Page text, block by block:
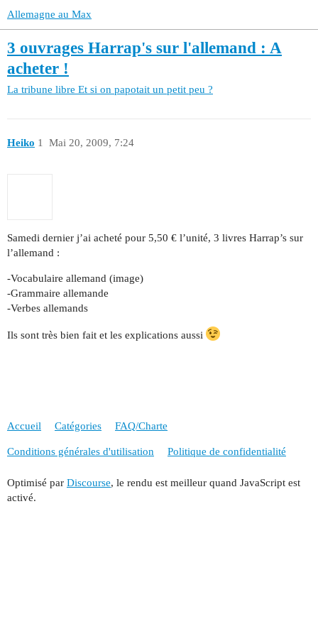
Allemagne au Max
3 ouvrages Harrap's sur l'allemand : A
acheter !
La tribune libre Et si on papotait un petit peu ?
Heiko Mai 20, 2009, 7:24
1
Samedi dernier j’ai acheté pour 5,50 € l’unité, 3 livres Harrap’s sur
l’allemand :
-Vocabulaire allemand (image)
-Grammaire allemande
-Verbes allemands
Ils sont très bien fait et les explications aussi
Accueil Catégories FAQ/Charte
Conditions générales d'utilisation Politique de confidentialité
Optimisé par Discourse, le rendu est meilleur quand JavaScript est
activé.